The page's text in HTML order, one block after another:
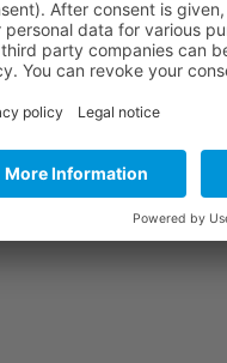
di importazione per
in Cina e servizi